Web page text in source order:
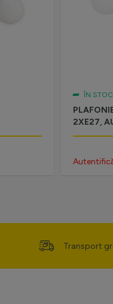
ÎN STOC
2XE27,
Transport